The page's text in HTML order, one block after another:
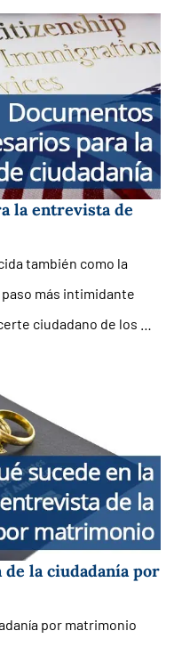
la entrevista de
también como la
más intimidante
ciudadano de los …
la ciudadanía por
por matrimonio